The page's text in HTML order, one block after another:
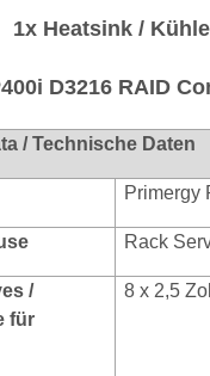
1x Heatsink /
D3216 RAID
/ Technische Daten
Primergy
Rack
/
für
8 x 2,5 Zoll